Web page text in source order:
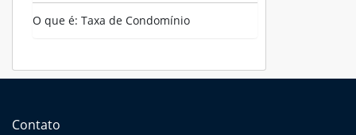
O que é: Taxa de Condomínio
Contato